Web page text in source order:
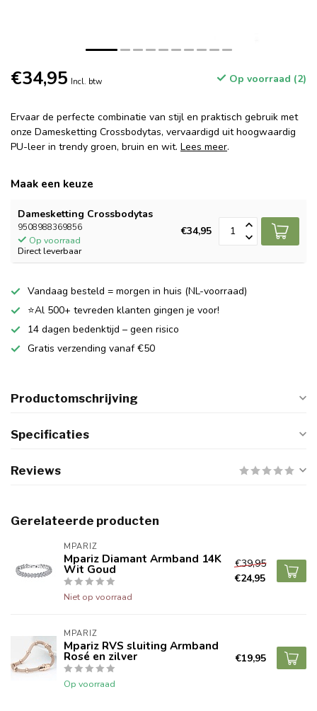
€34,95 Incl. btw Op voorraad (2)
Ervaar de perfecte combinatie van stijl en praktisch gebruik met
onze Damesketting Crossbodytas, vervaardigd uit hoogwaardig
PU-leer in trendy groen, bruin en wit. Lees meer.
Maak een keuze
Damesketting Crossbodytas
9508988369856
Op voorraad
Direct leverbaar
€34,95
Vandaag besteld = morgen in huis (NL-voorraad)
⭐Al 500+ tevreden klanten gingen je voor!
14 dagen bedenktijd – geen risico
Gratis verzending vanaf €50
Productomschrijving
Specificaties
Reviews
Gerelateerde producten
MPARIZ
Mpariz Diamant Armband 14K
Wit Goud
Niet op voorraad
€39,95
€24,95
MPARIZ
Mpariz RVS sluiting Armband
Rosé en zilver
Op voorraad
€19,95